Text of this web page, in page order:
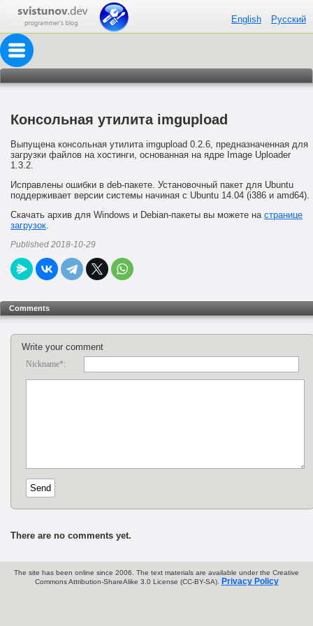
English Русский
Консольная утилита imgupload
Выпущена консольная утилита imgupload 0.2.6, предназначенная для
загрузки файлов на хостинги, основанная на ядре Image Uploader
1.3.2.
Исправлены ошибки в deb-пакете. Установочный пакет для Ubuntu
поддерживает версии системы начиная с Ubuntu 14.04 (i386 и amd64).
Скачать архив для Windows и Debian-пакеты вы можете на странице
загрузок.
Published 2018-10-29
Comments
Write your comment
Nickname*:
There are no comments yet.
The site has been online since 2006. The text materials are available under the Creative
Commons Attribution-ShareAlike 3.0 License (CC-BY-SA). Privacy Policy